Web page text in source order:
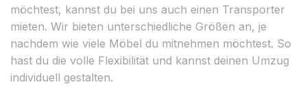
möchtest, kannst du bei uns auch einen Transporter
mieten. Wir bieten unterschiedliche Größen an, je
nachdem wie viele Möbel du mitnehmen möchtest. So
hast du die volle Flexibilität und kannst deinen Umzug
individuell gestalten.